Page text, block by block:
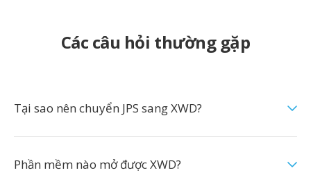
Các câu hỏi thường gặp
Tại sao nên chuyển JPS sang XWD?
Phần mềm nào mở được XWD?